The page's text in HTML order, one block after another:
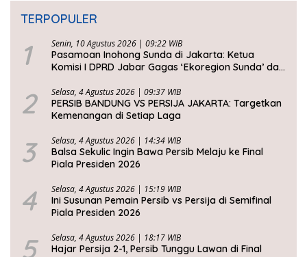
TERPOPULER
1 Senin, 10 Agustus 2026 | 09:22 WIB
Pasamoan Inohong Sunda di Jakarta: Ketua
Komisi I DPRD Jabar Gagas ‘Ekoregion Sunda’ dan
2 Selasa, 4 Agustus 2026 | 09:37 WIB
PERSIB BANDUNG VS PERSIJA JAKARTA: Targetkan
Kemenangan di Setiap Laga
3 Selasa, 4 Agustus 2026 | 14:34 WIB
Balsa Sekulic Ingin Bawa Persib Melaju ke Final
Piala Presiden 2026
4 Selasa, 4 Agustus 2026 | 15:19 WIB
Ini Susunan Pemain Persib vs Persija di Semifinal
Piala Presiden 2026
5 Selasa, 4 Agustus 2026 | 18:17 WIB
Hajar Persija 2-1, Persib Tunggu Lawan di Final